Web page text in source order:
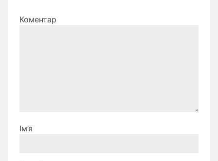
Коментар
Ім’я